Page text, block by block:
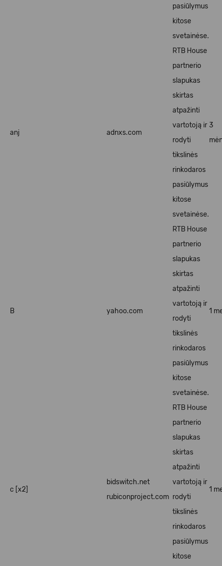
pasiūlymus
kitose
svetainėse.
anj adnxs.com
RTB House
partnerio
slapukas
skirtas
atpažinti
vartotoją ir
rodyti
tikslinės
rinkodaros
pasiūlymus
kitose
svetainėse.
3
B yahoo.com
RTB House
partnerio
slapukas
skirtas
atpažinti
vartotoją ir
rodyti
tikslinės
rinkodaros
pasiūlymus
kitose
svetainėse.
1
c [x2]
bidswitch.net
rubiconproject.com
RTB House
partnerio
slapukas
skirtas
atpažinti
vartotoją ir
rodyti
tikslinės
rinkodaros
pasiūlymus
kitose
1